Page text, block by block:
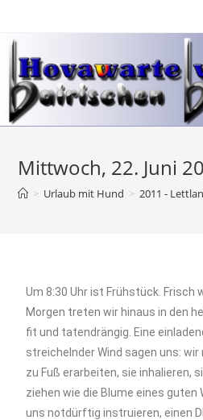
Mittwoch, 22. Juni
> Urlaub mit Hund > 2011 -
Um 8:30 Uhr ist Frühstück. Frisch
Morgen treten wir hinaus in den
fit und tatendrängig. Eine
streichelnder Wind sagen uns:
zu Fuß erarbeiten, sie inhalieren,
ziehen wie die Blume eines guten
uns notdürftig instruieren, einen